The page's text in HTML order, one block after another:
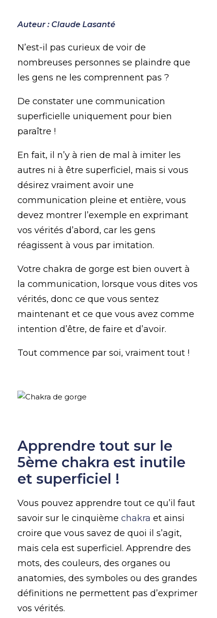
Auteur : Claude Lasanté
N’est-il pas curieux de voir de
nombreuses personnes se plaindre que
les gens ne les comprennent pas ?
De constater une communication
superficielle uniquement pour bien
paraître !
En fait, il n’y à rien de mal à imiter les
autres ni à être superficiel, mais si vous
désirez vraiment avoir une
communication pleine et entière, vous
devez montrer l’exemple en exprimant
vos vérités d’abord, car les gens
réagissent à vous par imitation.
Votre chakra de gorge est bien ouvert à
la communication, lorsque vous dites vos
vérités, donc ce que vous sentez
maintenant et ce que vous avez comme
intention d’être, de faire et d’avoir.
Tout commence par soi, vraiment tout !
Apprendre tout sur le
5ème chakra est inutile
et superficiel !
Vous pouvez apprendre tout ce qu’il faut
savoir sur le cinquième chakra et ainsi
croire que vous savez de quoi il s’agit,
mais cela est superficiel. Apprendre des
mots, des couleurs, des organes ou
anatomies, des symboles ou des grandes
définitions ne permettent pas d’exprimer
vos vérités.